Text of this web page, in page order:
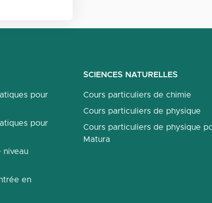
pour
pour
niveau
en
SCIENCES NATURELLES
Cours particuliers de chimie
Cours particuliers de physique
Cours particuliers de physique
Matura